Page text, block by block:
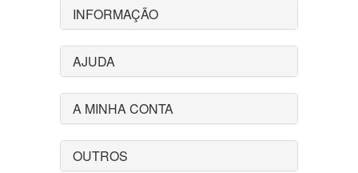
INFORMAÇÃO
AJUDA
A MINHA CONTA
OUTROS